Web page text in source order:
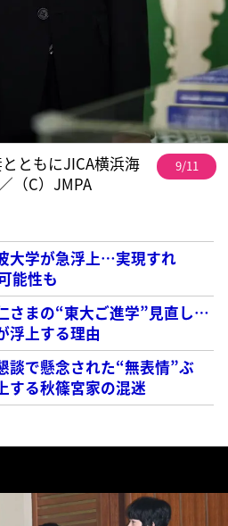
ともにJICA横浜海
（C）JMPA
9/11
大学が急浮上…実現すれ
能性も
まの“東大ご進学”見直し…
浮上する理由
で懸念された“無表情”ぶ
する秋篠宮家の混迷